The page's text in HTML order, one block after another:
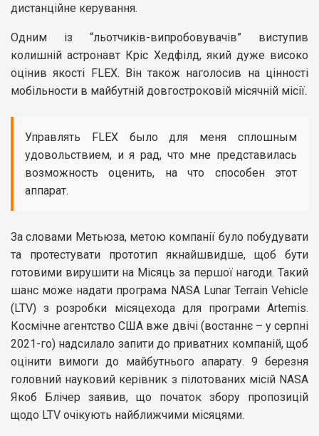
дистанційне керування.
Одним із “льотчиків-випробовувачів” виступив
колишній астронавт Кріс Хедфілд, який дуже високо
оцінив якості FLEX. Він також наголосив на цінності
мобільности в майбутній довгостроковій місячній місії.
Управлять FLEX было для меня сплошным
удовольствием, и я рад, что мне представилась
возможность оценить, на что способен этот
аппарат.
За словами Метьюза, метою компанії було побудувати
та протестувати прототип якнайшвидше, щоб бути
готовими вирушити на Місяць за першої нагоди. Такий
шанс може надати програма NASA Lunar Terrain Vehicle
(LTV) з розробки місяцехода для програми Artemis.
Космічне агентство США вже двічі (востаннє – у серпні
2021-го) надсилало запити до приватних компаній, щоб
оцінити вимоги до майбутнього апарату. 9 березня
головний науковий керівник з пілотованих місій NASA
Якоб Блічер заявив, що початок збору пропозицій
щодо LTV очікують найближчими місяцями.